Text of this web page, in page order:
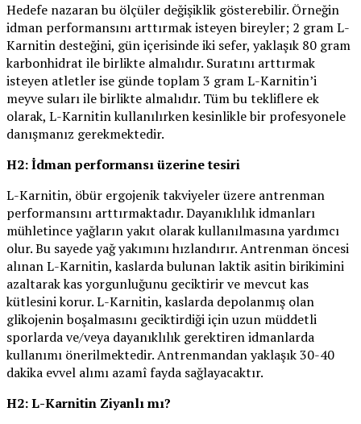
Hedefe nazaran bu ölçüler değişiklik gösterebilir. Örneğin
idman performansını arttırmak isteyen bireyler; 2 gram L-
Karnitin desteğini, gün içerisinde iki sefer, yaklaşık 80 gram
karbonhidrat ile birlikte almalıdır. Suratını arttırmak
isteyen atletler ise günde toplam 3 gram L-Karnitin’i
meyve suları ile birlikte almalıdır. Tüm bu tekliflere ek
olarak, L-Karnitin kullanılırken kesinlikle bir profesyonele
danışmanız gerekmektedir.
H2: İdman performansı üzerine tesiri
L-Karnitin, öbür ergojenik takviyeler üzere antrenman
performansını arttırmaktadır. Dayanıklılık idmanları
mühletince yağların yakıt olarak kullanılmasına yardımcı
olur. Bu sayede yağ yakımını hızlandırır. Antrenman öncesi
alınan L-Karnitin, kaslarda bulunan laktik asitin birikimini
azaltarak kas yorgunluğunu geciktirir ve mevcut kas
kütlesini korur. L-Karnitin, kaslarda depolanmış olan
glikojenin boşalmasını geciktirdiği için uzun müddetli
sporlarda ve/veya dayanıklılık gerektiren idmanlarda
kullanımı önerilmektedir. Antrenmandan yaklaşık 30-40
dakika evvel alımı azamî fayda sağlayacaktır.
H2: L-Karnitin Ziyanlı mı?